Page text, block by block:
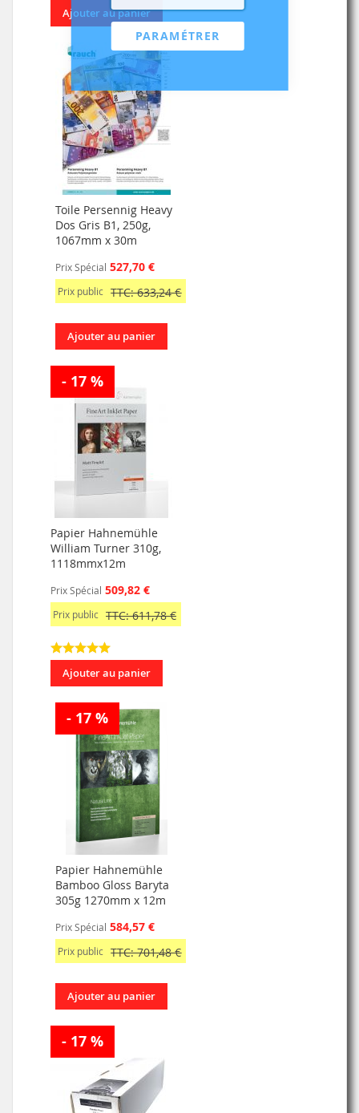
PARAMÉTRER
Ajouter au panier
Toile Persennig Heavy
Dos Gris B1, 250g,
1067mm x 30m
Prix Spécial 527,70 €
Prix public TTC: 633,24 €
Ajouter au panier
- 17 %
Papier Hahnemühle
William Turner 310g,
1118mmx12m
Prix Spécial 509,82 €
Prix public TTC: 611,78 €
Ajouter au panier
- 17 %
Papier Hahnemühle
Bamboo Gloss Baryta
305g 1270mm x 12m
Prix Spécial 584,57 €
Prix public TTC: 701,48 €
Ajouter au panier
- 17 %